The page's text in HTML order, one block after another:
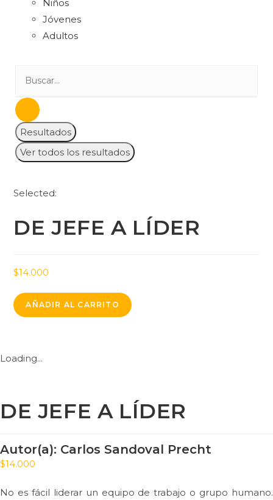
Niños
Jóvenes
Adultos
Resultados
Ver todos los resultados
Selected:
DE JEFE A LÍDER
$14.000
AÑADIR AL CARRITO
Loading...
DE JEFE A LÍDER
Autor(a): Carlos Sandoval Precht
$14.000
No es fácil liderar un equipo de trabajo o grupo humano.